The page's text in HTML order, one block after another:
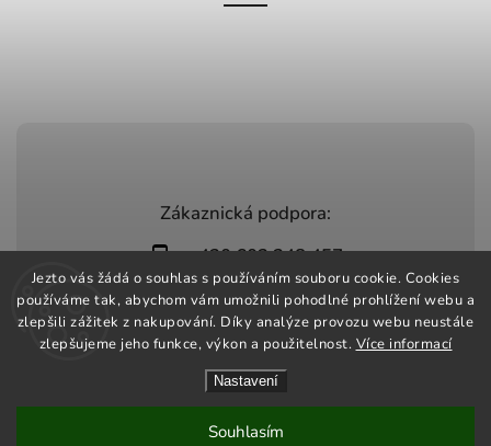
Jezto vás žádá o souhlas s používáním souboru cookie. Cookies
používáme tak, abychom vám umožnili pohodlné prohlížení webu a
zlepšili zážitek z nakupování. Díky analýze provozu webu neustále
zlepšujeme jeho funkce, výkon a použitelnost. Více informací
Nastavení
Souhlasím
Zákaznická podpora:
+420 603 248 457
info@jeztomarket.cz
Shoptet | Design